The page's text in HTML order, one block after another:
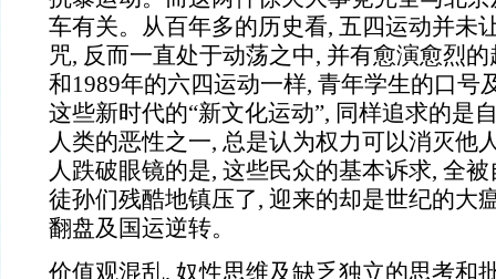
车有关。从百年多的历史看, 五四运动并未
咒, 反而一直处于动荡之中, 并有愈演愈烈
和1989年的六四运动一样, 青年学生的口号
这些新时代的“新文化运动”, 同样追求的是
人类的恶性之一, 总是认为权力可以消灭他
人跌破眼镜的是, 这些民众的基本诉求, 全
徒孙们残酷地镇压了, 迎来的却是世纪的大
翻盘及国运逆转。
价值观混乱, 奴性思维及缺乏独立的思考和